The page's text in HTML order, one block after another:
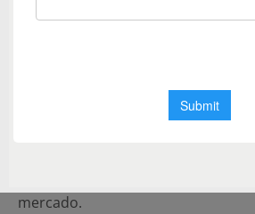
Por otra parte, las dársenas se
para garantizar la accesibilidad de
mercado.